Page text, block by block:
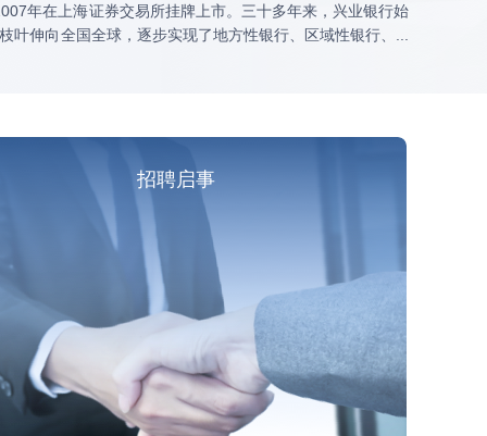
年在上海证券交易所挂牌上市。三十多年来，兴业银行始
伸向全国全球，逐步实现了地方性银行、区域性银行、
招聘启事